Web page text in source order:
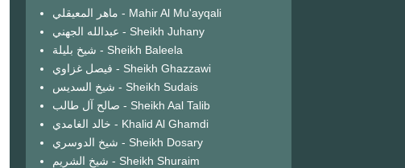
ماهر المعيقلي - Mahir Al Mu'ayqali
عبدالله الجهني - Sheikh Juhany
شيخ بليلة - Sheikh Baleela
فيصل غزاوي - Sheikh Ghazzawi
شيخ السديس - Sheikh Sudais
صالح آل طالب - Sheikh Aal Talib
خالد الغامدي - Khalid Al Ghamdi
شيخ الدوسري - Sheikh Dosary
شيخ الشريم - Sheikh Shuraim